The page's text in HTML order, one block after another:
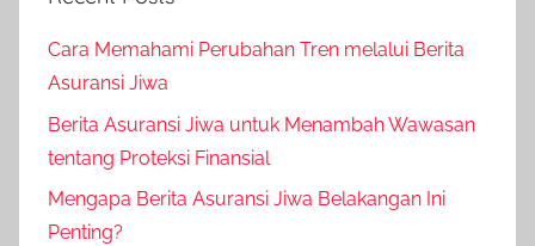
Cara Memahami Perubahan Tren melalui Berita
Asuransi Jiwa
Berita Asuransi Jiwa untuk Menambah Wawasan
tentang Proteksi Finansial
Mengapa Berita Asuransi Jiwa Belakangan Ini
Penting?